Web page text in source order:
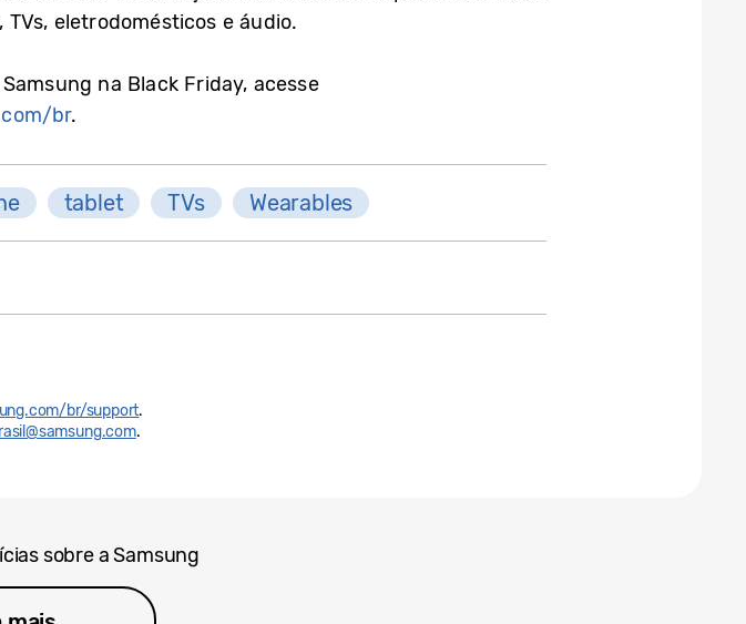
eletrodomésticos e áudio.
na Black Friday, acesse
br.
tablet TVs Wearables
br/support.
.
sobre a Samsung